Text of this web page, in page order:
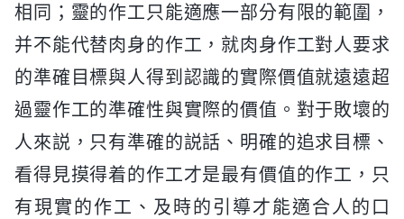
相同；靈的作工只能適應一部分有限的範圍，
并不能代替肉身的作工，就肉身作工對人要求
的準確目標與人得到認識的實際價值就遠遠超
過靈作工的準確性與實際的價值。對于敗壞的
人來説，只有準確的説話、明確的追求目標、
看得見摸得着的作工才是最有價值的作工，只
有現實的作工、及時的引導才能適合人的口